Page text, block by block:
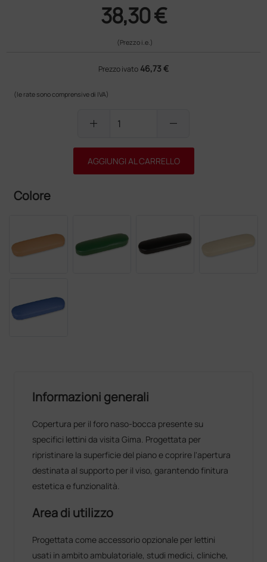
38,30 €
(Prezzo i.e.)
Prezzo ivato 46,73 €
(le rate sono comprensive di IVA)
add remove
AGGIUNGI AL CARRELLO
Colore
Informazioni generali
Copertura per il foro naso-bocca presente su
specifici lettini da visita Gima. Progettata per
ripristinare la superficie del piano e coprire l'apertura
destinata al supporto per il viso, garantendo finitura
estetica e funzionalità.
Area di utilizzo
Progettata come accessorio opzionale per lettini
usati in ambito ambulatoriale, studi medici, cliniche,